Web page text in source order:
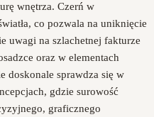
wnętrza. Czerń w
co pozwala na uniknięcie
uwagi na szlachetnej fakturze
oraz w elementach
doskonale sprawdza się w
gdzie surowość
graficznego